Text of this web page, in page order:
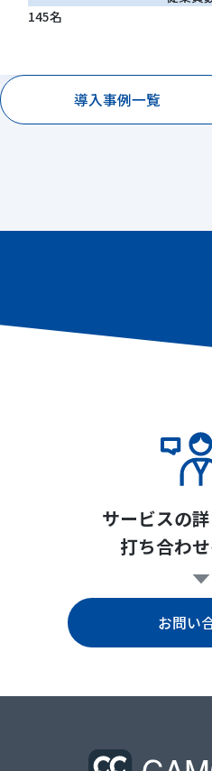
145名
導入事例一覧
サービスの
打ち合わ
お問い